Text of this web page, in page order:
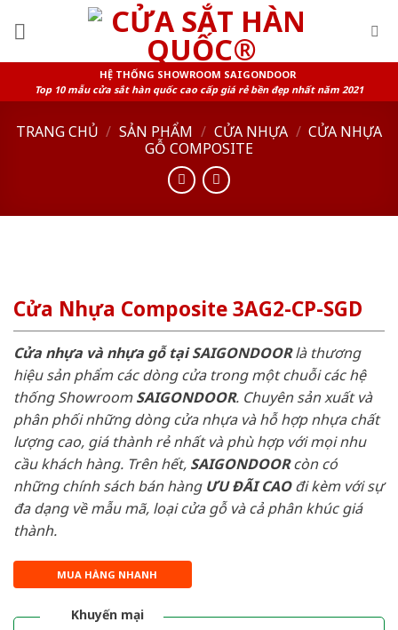
HỆ THỐNG SHOWROOM SAIGONDOOR
Top 10 mẫu cửa sắt hàn quốc cao cấp giá rẻ bền đẹp nhất năm 2021
TRANG CHỦ / SẢN PHẨM / CỬA NHỰA / CỬA NHỰA
GỖ COMPOSITE
Cửa Nhựa Composite 3AG2-CP-SGD
Cửa nhựa và nhựa gỗ tại SAIGONDOORlà thương
hiệu sản phẩm các dòng cửa trong một chuỗi các hệ
thống ShowroomSAIGONDOOR. Chuyên sản xuất và
phân phối những dòng cửa nhựa và hỗ hợp nhựa chất
lượng cao, giá thành rẻ nhất và phù hợp với mọi nhu
cầu khách hàng. Trên hết, SAIGONDOORcòn có
những chính sách bán hàng ƯU ĐÃI CAOđi kèm với sự
đa dạng về mẫu mã, loại cửa gỗ và cả phân khúc giá
thành.
MUA HÀNG NHANH
Khuyến mại